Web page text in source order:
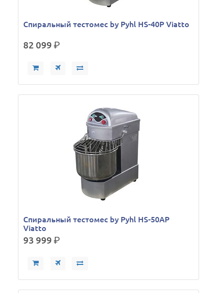
Спиральный тестомес by Pyhl HS-40P Viatto
82 099р.
Спиральный тестомес by Pyhl HS-50AP
Viatto
93 999р.